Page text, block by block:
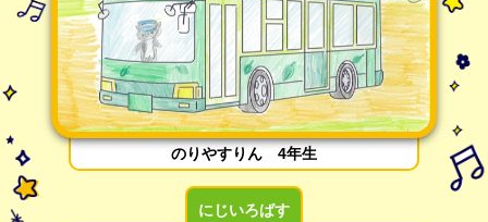
のりやすりん 4年生
にじいろばす